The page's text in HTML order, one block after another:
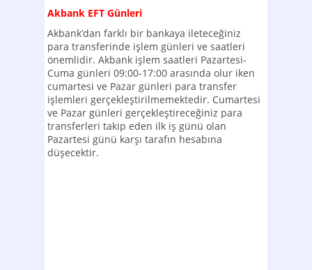
Akbank EFT Günleri
Akbank’dan farklı bir bankaya ileteceğiniz
para transferinde işlem günleri ve saatleri
önemlidir. Akbank işlem saatleri Pazartesi-
Cuma günleri 09:00-17:00 arasında olur iken
cumartesi ve Pazar günleri para transfer
işlemleri gerçekleştirilmemektedir. Cumartesi
ve Pazar günleri gerçekleştireceğiniz para
transferleri takip eden ilk iş günü olan
Pazartesi günü karşı tarafın hesabına
düşecektir.